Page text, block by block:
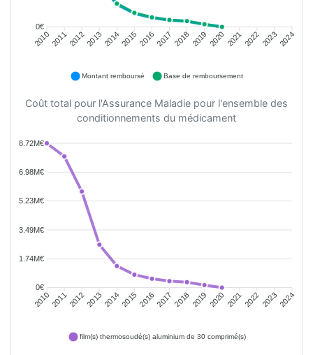
0€
20102011201220132014201520162017 2018 2019 2020 2021202220232024
Montant remboursé Base de remboursement
Coût total pour l'Assurance Maladie pour l'ensemble des
conditionnements du médicament
8.72M€
6.98M€
5.23M€
3.49M€
1.74M€
0€
20102011201220132014201520162017 2018 2019 2020 2021202220232024
film(s) thermosoudé(s) aluminium de 30 comprimé(s)